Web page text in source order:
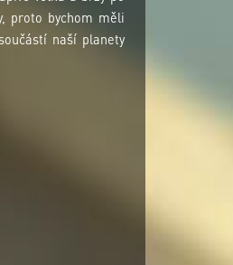
proto bychom měli
naší planety